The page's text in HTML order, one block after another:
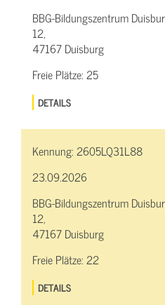
BBG-Bildungszentrum
12,
47167 Duisburg
Freie Plätze:25
DETAILS
Kennung:2605LQ31L88
23.09.2026
BBG-Bildungszentrum
12,
47167 Duisburg
Freie Plätze:22
DETAILS